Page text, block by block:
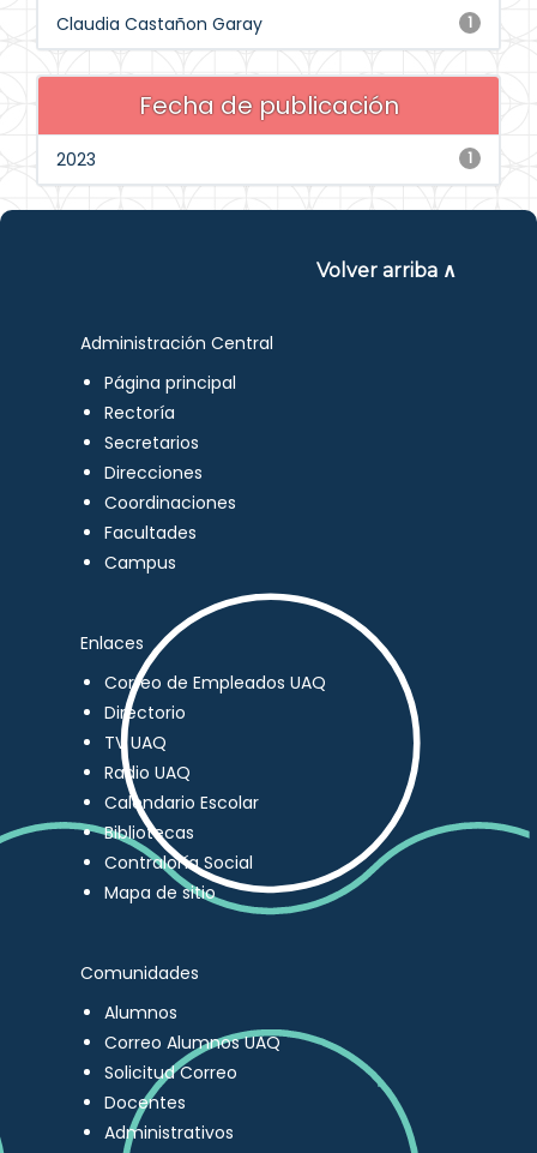
1
Claudia Castañon Garay
Fecha de publicación
1
2023
Volver arriba ∧
Administración Central
Página principal
Rectoría
Secretarios
Direcciones
Coordinaciones
Facultades
Campus
Enlaces
Correo de Empleados UAQ
Directorio
TV UAQ
Radio UAQ
Calendario Escolar
Bibliotecas
Contraloría Social
Mapa de sitio
Comunidades
Alumnos
Correo Alumnos UAQ
Solicitud Correo
Docentes
Administrativos